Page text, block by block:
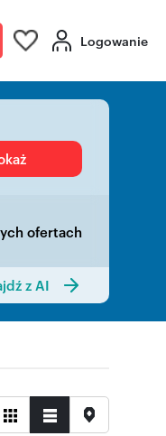
Logowanie
ofertach
z AI